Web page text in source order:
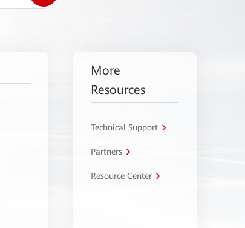
More
Resources
Technical Support
Partners
Resource Center